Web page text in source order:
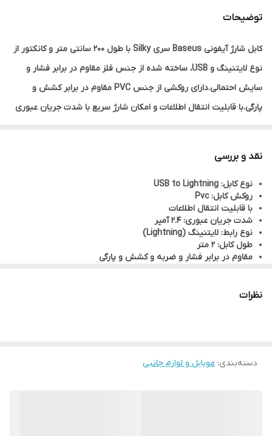
توضیحات
کابل شارژ آیفونی Baseus سری Silky با طول 200 سانتی متر و کانکتور از
نوع لایتنینگ و USB، ساخته شده از جنس فلز مقاوم در برابر فشار و
سایش احتمالی.دارای روکشی از جنس PVC مقاوم در برابر کشش و
پارگی.با قابلیت انتقال اطلاعات و امکان شارژ سریع با شدت جریان عبوری
نقد و بررسی
نوع کابل: USB to Lightning
روکش کابل: Pvc
با قابلیت انتقال اطلاعات
شدت جریان عبوری: 2.4 آمپر
نوع رابط: لایتنینگ (Lightning)
طول کابل: 2 متر
مقاوم در برابر فشار و ضربه و کشش و پارگی
جنس کانکتورها: فلزی
نظرات
دسته‌بندی: موبایل و لوازم جانبی